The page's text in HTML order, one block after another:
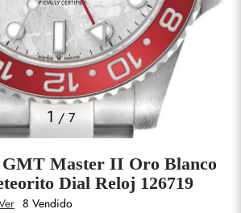
1 / 7
GMT Master II Oro Blanco
Dial Reloj 126719
8 Vendido